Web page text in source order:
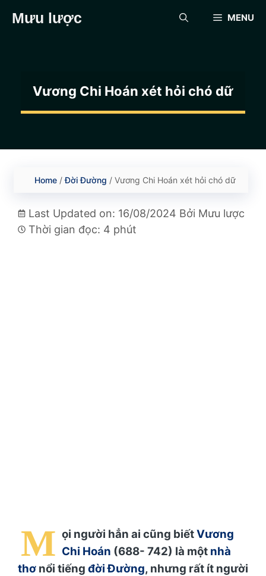
đếnMưu lược MENU
Vương Chi Hoán xét hỏi chó dữ
Home /Đời Đường / Vương Chi Hoán xét hỏi chó dữ
Last Updated on: 16/08/2024 Bởi Mưu lược
Thời gian đọc: 4 phút
M ọi người hẳn ai cũng biếtVương
Chi Hoán (688- 742) là một nhà
thơ nổi tiếng đời Đường, nhưng rất ít người